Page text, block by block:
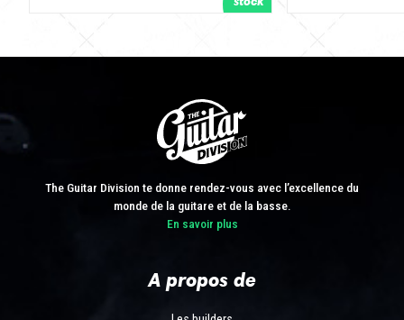
The Guitar Division te donne rendez-vous avec l’excellence du
monde de la guitare et de la basse.
En savoir plus
A propos de